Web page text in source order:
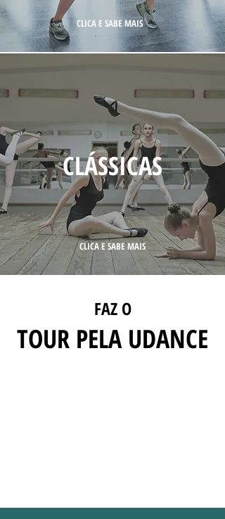
CLICA E SABE MAIS
CLÁSSICAS
CLICA E SABE MAIS
FAZ O
TOUR PELA UDANCE